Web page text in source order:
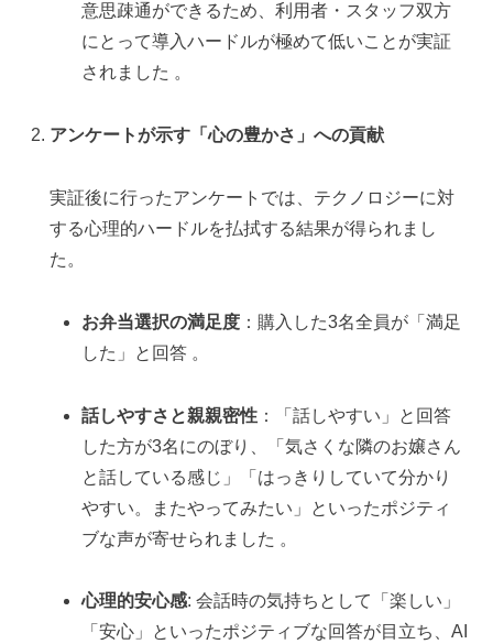
意思疎通ができるため、利用者・スタッフ双方
にとって導入ハードルが極めて低いことが実証
されました 。
アンケートが示す「心の豊かさ」への貢献
実証後に行ったアンケートでは、テクノロジーに対
する心理的ハードルを払拭する結果が得られまし
た。
お弁当選択の満足度 ：購入した3名全員が「満足
した」と回答 。
話しやすさと親親密性 ：「話しやすい」と回答
した方が3名にのぼり、「気さくな隣のお嬢さん
と話している感じ」「はっきりしていて分かり
やすい。またやってみたい」といったポジティ
ブな声が寄せられました 。
心理的安心感: 会話時の気持ちとして「楽しい」
「安心」といったポジティブな回答が目立ち、AI